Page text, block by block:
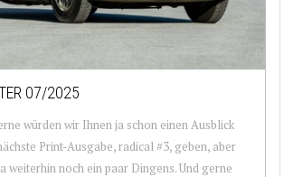
07/2025
würden wir Ihnen ja schon einen Ausblick
Print-Ausgabe, radical #3, geben, aber
weiterhin noch ein paar Dingens. Und gerne